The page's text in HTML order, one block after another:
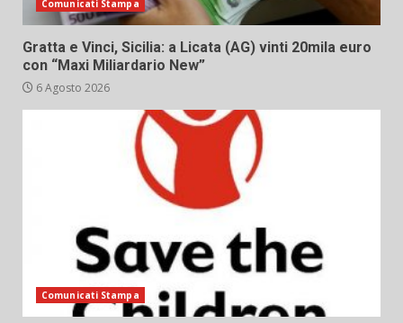
Comunicati Stampa
Gratta e Vinci, Sicilia: a Licata (AG) vinti 20mila euro
con “Maxi Miliardario New”
6 Agosto 2026
Comunicati Stampa